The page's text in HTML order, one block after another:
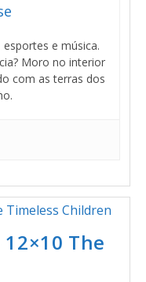
e música.
Moro no interior
com as terras dos
12×10 The